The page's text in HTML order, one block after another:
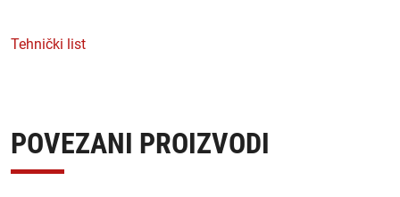
Tehnički list
POVEZANI PROIZVODI